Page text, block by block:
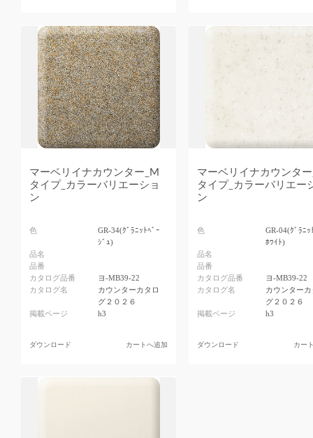
マーベリイナカウンター_M
タイプ_カラーバリエーショ
ン
色
GR-34(ｸﾞﾗﾆｯﾄﾍﾞｰ
ｼﾞｭ)
品名
品番
カタログ品番
ヨ-MB39-22
カタログ名
カウンターカタロ
グ２０２６
掲載ページ
h3
ダウンロード カートへ追加
マーベリイナカウンタ
タイプ_カラーバリエー
ン
色
GR-04(ｸﾞﾗﾆｯ
ﾎﾜｲﾄ)
品名
品番
カタログ品番
ヨ-MB39-22
カタログ名
カウンター
グ２０２６
掲載ページ
h3
ダウンロード カー